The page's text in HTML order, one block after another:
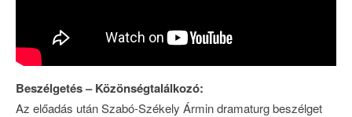
Beszélgetés – Közönségtalálkozó:
Az előadás után Szabó-Székely Ármin dramaturg beszélget